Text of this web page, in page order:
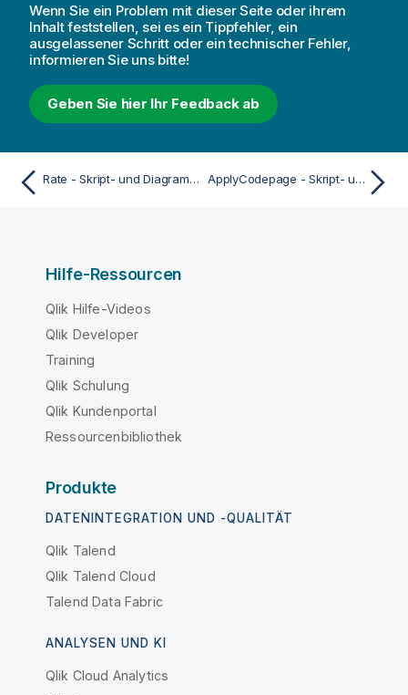
Wenn Sie ein Problem mit dieser Seite oder ihrem
Inhalt feststellen, sei es ein Tippfehler, ein
ausgelassener Schritt oder ein technischer Fehler,
informieren Sie uns bitte!
Geben Sie hier Ihr Feedback ab
Rate - Skript- und Diagrammfunktion ApplyCodepage - Skript- und Diagrammfunktion
Hilfe-Ressourcen
Qlik Hilfe-Videos
Qlik Developer
Training
Qlik Schulung
Qlik Kundenportal
Ressourcenbibliothek
Produkte
DATENINTEGRATION UND -QUALITÄT
Qlik Talend
Qlik Talend Cloud
Talend Data Fabric
ANALYSEN UND KI
Qlik Cloud Analytics